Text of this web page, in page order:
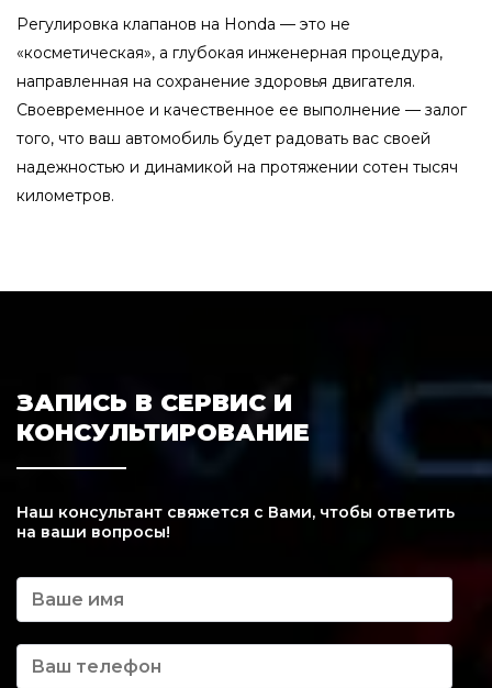
Регулировка клапанов на Honda — это не
«косметическая», а глубокая инженерная процедура,
направленная на сохранение здоровья двигателя.
Своевременное и качественное ее выполнение — залог
того, что ваш автомобиль будет радовать вас своей
надежностью и динамикой на протяжении сотен тысяч
километров.
ЗАПИСЬ В СЕРВИС И
КОНСУЛЬТИРОВАНИЕ
Наш консультант свяжется с Вами, чтобы ответить
на ваши вопросы!